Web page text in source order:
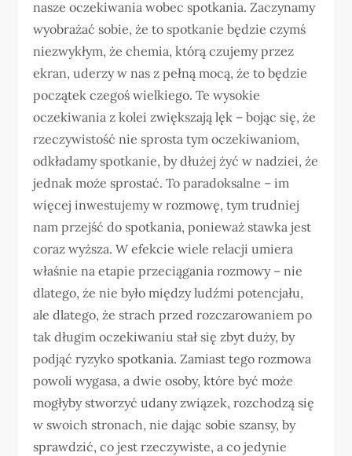
nasze oczekiwania wobec spotkania. Zaczynamy
wyobrażać sobie, że to spotkanie będzie czymś
niezwykłym, że chemia, którą czujemy przez
ekran, uderzy w nas z pełną mocą, że to będzie
początek czegoś wielkiego. Te wysokie
oczekiwania z kolei zwiększają lęk – bojąc się, że
rzeczywistość nie sprosta tym oczekiwaniom,
odkładamy spotkanie, by dłużej żyć w nadziei, że
jednak może sprostać. To paradoksalne – im
więcej inwestujemy w rozmowę, tym trudniej
nam przejść do spotkania, ponieważ stawka jest
coraz wyższa. W efekcie wiele relacji umiera
właśnie na etapie przeciągania rozmowy – nie
dlatego, że nie było między ludźmi potencjału,
ale dlatego, że strach przed rozczarowaniem po
tak długim oczekiwaniu stał się zbyt duży, by
podjąć ryzyko spotkania. Zamiast tego rozmowa
powoli wygasa, a dwie osoby, które być może
mogłyby stworzyć udany związek, rozchodzą się
w swoich stronach, nie dając sobie szansy, by
sprawdzić, co jest rzeczywiste, a co jedynie